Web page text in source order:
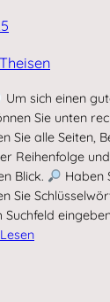
Um sich einen
Sie unten
Sie alle Seiten,
Reihenfolge
Blick.
Haben
Sie
Lesen